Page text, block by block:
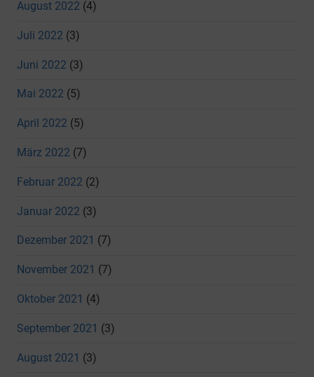
August 2022 (4)
Juli 2022 (3)
Juni 2022 (3)
Mai 2022 (5)
April 2022 (5)
März 2022 (7)
Februar 2022 (2)
Januar 2022 (3)
Dezember 2021 (7)
November 2021 (7)
Oktober 2021 (4)
September 2021 (3)
August 2021 (3)